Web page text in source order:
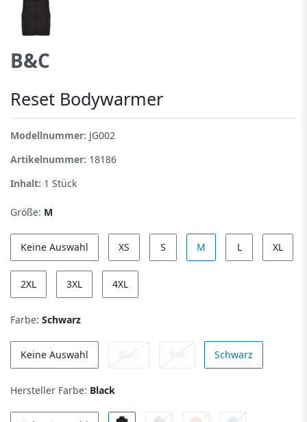
B&C
Reset Bodywarmer
Modellnummer: JG002
Artikelnummer: 18186
Inhalt: 1 Stück
Größe: M
Keine Auswahl XS S M L XL
2XL 3XL 4XL
Farbe: Schwarz
Keine Auswahl Blau Rot Schwarz
Hersteller Farbe: Black